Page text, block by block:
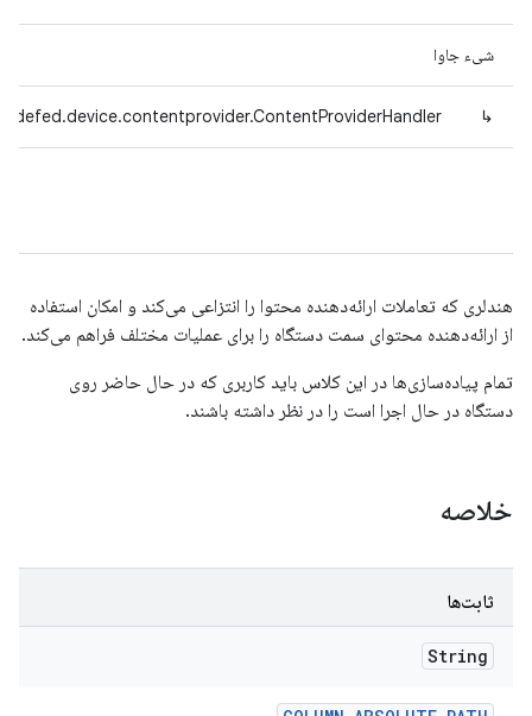
شیء جاوا
↳
هندلری که تعاملات ارائه‌دهنده محتوا را انتزاعی می‌کند و امکان استفاده
از ارائه‌دهنده محتوای سمت دستگاه را برای عملیات مختلف فراهم می‌کند.
تمام پیاده‌سازی‌ها در این کلاس باید کاربری که در حال حاضر روی
دستگاه در حال اجرا است را در نظر داشته باشند.
خلاصه
ثابت‌ها
String